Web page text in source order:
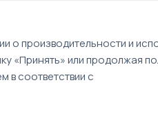
Идеи путешествий
производительности и
«Принять» или продолжая
в соответствии с